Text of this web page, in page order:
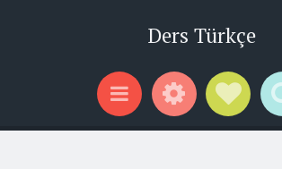
Ders Türkçe
Menu WidgetsSocial